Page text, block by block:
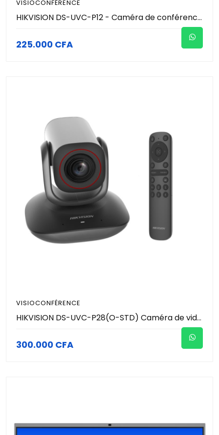
VISIOCONFÉRENCE
HIKVISION DS-UVC-P12 - Caméra de conférence Motorisé ( PTZ) avec micro intégré - Resolution 2MP
225.000 CFA
VISIOCONFÉRENCE
HIKVISION DS-UVC-P28(O-STD) Caméra de vidéoconférence 4K – Zoom optique 12×, Suivi intelligent, Double micro, USB-C Plug & Play
300.000 CFA